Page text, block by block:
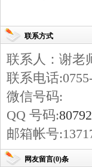
联系方式
联系人：谢老
联系电话
微信号码:
QQ 号码:
邮箱帐号
网友留言(0)条